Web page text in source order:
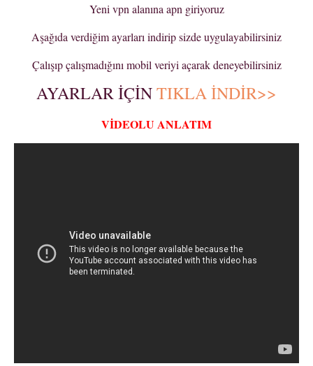
Yeni vpn alanına apn giriyoruz
Aşağıda verdiğim ayarları indirip sizde uygulayabilirsiniz
Çalışıp çalışmadığını mobil veriyi açarak deneyebilirsiniz
AYARLAR İÇİNTIKLA İNDİR>>
VİDEOLU ANLATIM